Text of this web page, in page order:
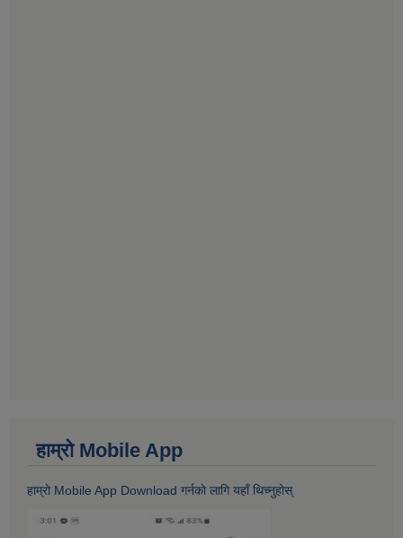
हाम्राे Mobile App
हाम्राे Mobile App Download गर्नकाे लागि यहाँ थिच्नुहोस्‌